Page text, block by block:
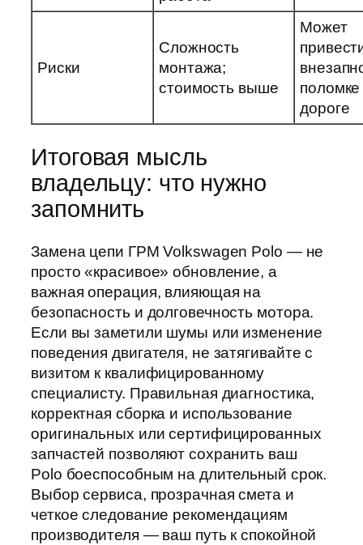
Риски
Сложность
монтажа;
стоимость выше
Может
дороге
Итоговая мысль
владельцу: что нужно
запомнить
Замена цепи ГРМ Volkswagen Polo — не
просто «красивое» обновление, а
важная операция, влияющая на
безопасность и долговечность мотора.
Если вы заметили шумы или изменение
поведения двигателя, не затягивайте с
визитом к квалифицированному
специалисту. Правильная диагностика,
корректная сборка и использование
оригинальных или сертифицированных
запчастей позволяют сохранить ваш
Polo боеспособным на длительный срок.
Выбор сервиса, прозрачная смета и
четкое следование рекомендациям
производителя — ваш путь к спокойной